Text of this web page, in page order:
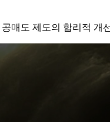
매도 제도의 합리적 개